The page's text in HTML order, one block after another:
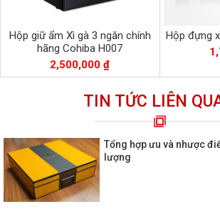
Hộp giữ ẩm Xì gà 3 ngăn chính
hãng Cohiba H007
2,500,000 ₫
Hộp đựng
TIN TỨC LIÊN
Tổng hợp ưu và nhược
lượng